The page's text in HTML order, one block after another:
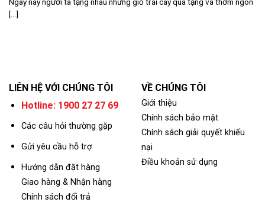
Ngày nay người ta tặng nhau những giỏ trái cây quà tặng và thơm ngon
[...]
LIÊN HỆ VỚI CHÚNG TÔI
Hotline: 1900 27 27 69
Các câu hỏi thường gặp
Gửi yêu cầu hỗ trợ
Hướng dẫn đặt hàng
Giao hàng & Nhận hàng
Chính sách đổi trả
VỀ CHÚNG TÔI
Giới thiệu
Chính sách bảo mật
Chính sách giải quyết khiếu
nại
Điều khoản sử dụng